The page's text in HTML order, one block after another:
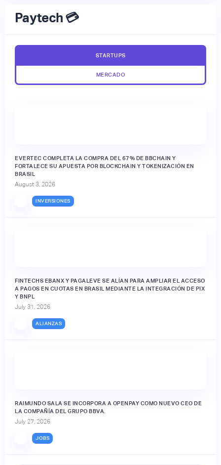
Paytech 💳
STARTUPS
MERCADO
EVERTEC COMPLETA LA COMPRA DEL 67% DE BBCHAIN Y
FORTALECE SU APUESTA POR BLOCKCHAIN Y TOKENIZACIÓN EN
BRASIL
August 3, 2026
INVERSIONES
FINTECHS EBANX Y PAGALEVE SE ALÍAN PARA AMPLIAR EL ACCESO
A PAGOS EN CUOTAS EN BRASIL MEDIANTE LA INTEGRACIÓN DE PIX
Y BNPL
July 31, 2026
ALIANZAS
RAIMUNDO SALA SE INCORPORA A OPENPAY COMO NUEVO CEO DE
LA COMPAÑÍA DEL GRUPO BBVA.
July 27, 2026
JOBS